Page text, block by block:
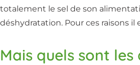
totalement le sel de son
déshydratation. Pour ces raisons
Mais quels sont